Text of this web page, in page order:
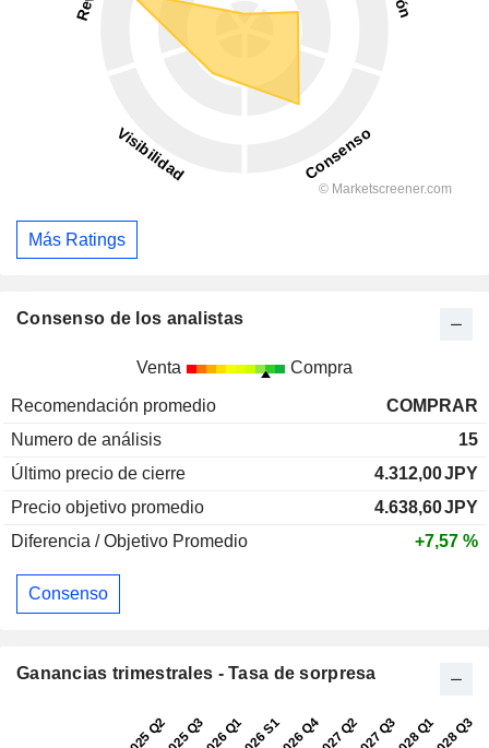
Más Ratings
Consenso de los analistas
Venta Compra
Recomendación promedio
COMPRAR
Numero de análisis
15
Último precio de cierre
4.312,00JPY
Precio objetivo promedio
4.638,60JPY
Diferencia / Objetivo Promedio
+7,57 %
Consenso
Ganancias trimestrales - Tasa de sorpresa